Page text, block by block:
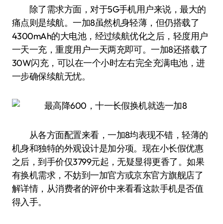
除了需求方面，对于5G手机用户来说，最大的
痛点则是续航。一加8虽然机身轻薄，但仍搭载了
4300mAh的大电池，经过续航优化之后，轻度用户
一天一充，重度用户一天两充即可。一加8还搭载了
30W闪充，可以在一个小时左右完全充满电池，进
一步确保续航无忧。
从各方面配置来看，一加8均表现不错，轻薄的
机身和独特的外观设计是加分项。现在小长假优惠
之后，到手价仅3799元起，无疑显得更香了。如果
有换机需求，不妨到一加官方或京东官方旗舰店了
解详情，从消费者的评价中来看看这款手机是否值
得入手。